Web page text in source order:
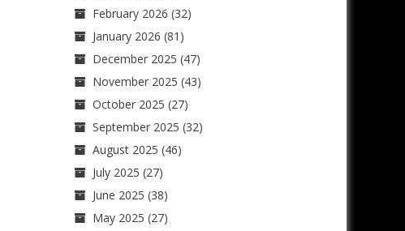
February 2026 (32)
January 2026 (81)
December 2025 (47)
November 2025 (43)
October 2025 (27)
September 2025 (32)
August 2025 (46)
July 2025 (27)
June 2025 (38)
May 2025 (27)